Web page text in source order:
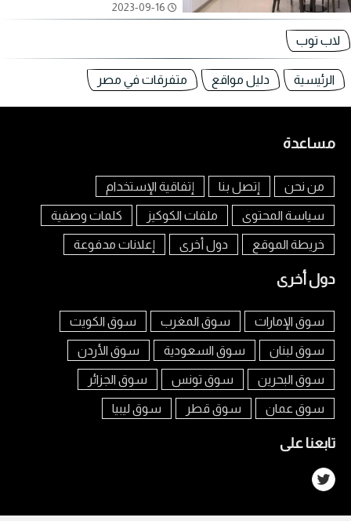
لاب توب
الرئيسية دليل مواقع متفرقات في مصر
مساعدة
من نحن إتصل بنا إتفاقية الإستخدام
سياسة المحتوى ملفات الكوكيز كلمات وصفية
خريطة الموقع دول أخرى إعلانات مدفوعة
دول أخرى
سوق الإمارات سوق المغرب سوق الكويت
سوق لبنان سوق السعودية سوق الأردن
سوق البحرين سوق تونس سوق الجزائر
سوق عمان سوق قطر سوق ليبيا
تابعنا على